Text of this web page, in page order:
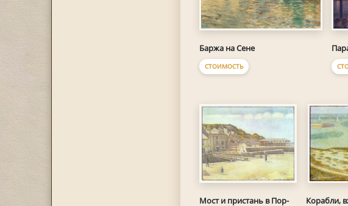
Баржа на Сене
СТОИМОСТЬ
Мост и пристань в Пор-
Корабли,